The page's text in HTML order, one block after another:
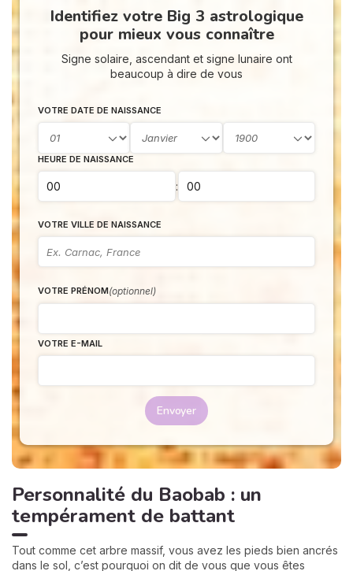
Identifiez votre Big 3 astrologique
pour mieux vous connaître
Signe solaire, ascendant et signe lunaire ont
beaucoup à dire de vous
VOTRE DATE DE NAISSANCE
HEURE DE NAISSANCE
:
VOTRE VILLE DE NAISSANCE
VOTRE PRÉNOM(optionnel)
VOTRE E-MAIL
Envoyer
Personnalité du Baobab : un
tempérament de battant
Tout comme cet arbre massif, vous avez les pieds bien ancrés
dans le sol, c’est pourquoi on dit de vous que vous êtes